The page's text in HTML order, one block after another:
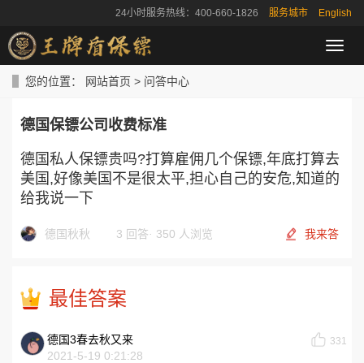
24小时服务热线：400-660-1826 服务城市 English
导
航
您的位置： 网站首页 > 问答中心
德国保镖公司收费标准
德国私人保镖贵吗?打算雇佣几个保镖,年底打算去
美国,好像美国不是很太平,担心自己的安危,知道的
给我说一下
德国秋秋 3 回答· 350 人浏览 我来答
最佳答案
德国3春去秋又来
2021-5-19 0:21:28
331